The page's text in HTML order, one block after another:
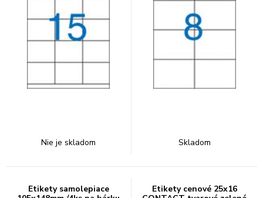
Nie je skladom Skladom
Etikety samolepiace
Etikety cenové 25x16